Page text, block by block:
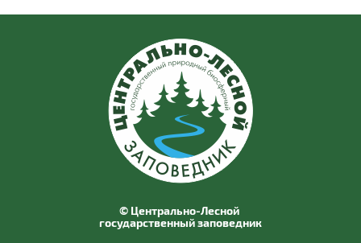
© Центрально-Лесной
государственный заповедник